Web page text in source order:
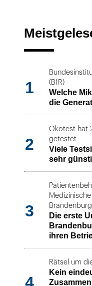
1
(BfR)
Welche
die
2
Ökotest hat
getestet
Viele
sehr
3
Brandenburg
Die erste
ihren
4
Rätsel um
Kein